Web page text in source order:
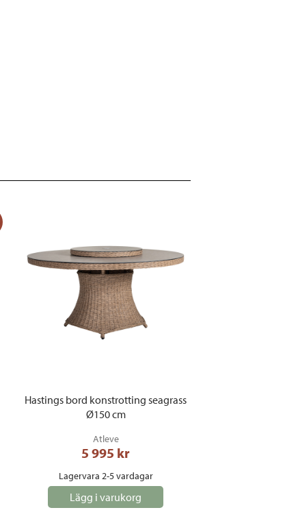
Hastings bord konstrotting seagrass
Ø150 cm
Atleve
5 995 kr
Lagervara 2-5 vardagar
Lägg i varukorg